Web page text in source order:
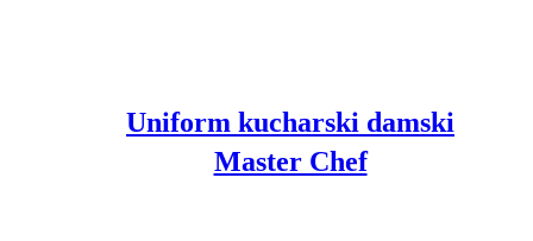
Uniform kucharski damski
Master Chef